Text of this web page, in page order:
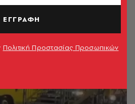
ΕΓΓΡΑΦΗ
Πολιτική Προστασίας Προσωπικών